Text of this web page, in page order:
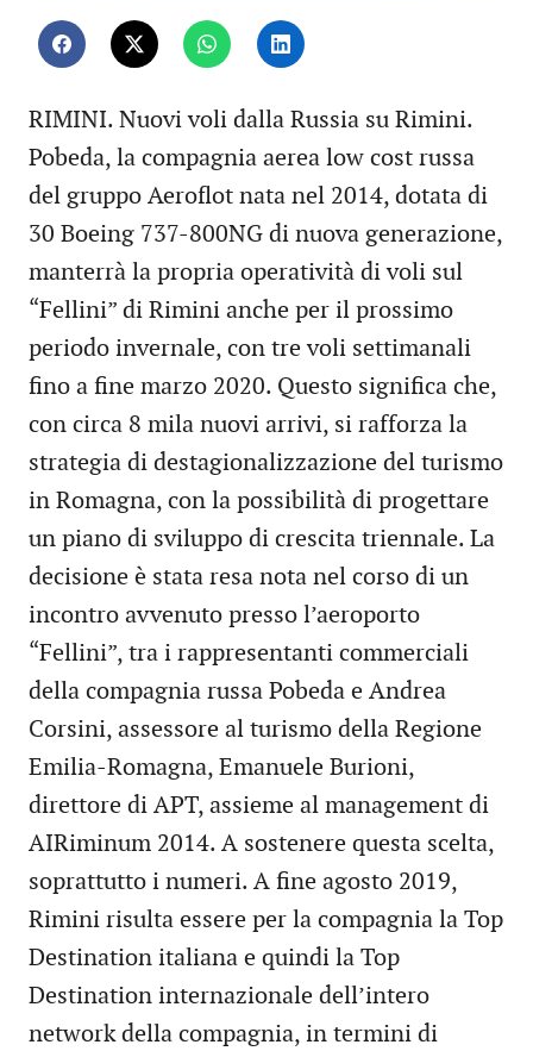
RIMINI. Nuovi voli dalla Russia su Rimini.
Pobeda, la compagnia aerea low cost russa
del gruppo Aeroflot nata nel 2014, dotata di
30 Boeing 737-800NG di nuova generazione,
manterrà la propria operatività di voli sul
“Fellini” di Rimini anche per il prossimo
periodo invernale, con tre voli settimanali
fino a fine marzo 2020. Questo significa che,
con circa 8 mila nuovi arrivi, si rafforza la
strategia di destagionalizzazione del turismo
in Romagna, con la possibilità di progettare
un piano di sviluppo di crescita triennale. La
decisione è stata resa nota nel corso di un
incontro avvenuto presso l’aeroporto
“Fellini”, tra i rappresentanti commerciali
della compagnia russa Pobeda e Andrea
Corsini, assessore al turismo della Regione
Emilia-Romagna, Emanuele Burioni,
direttore di APT, assieme al management di
AIRiminum 2014. A sostenere questa scelta,
soprattutto i numeri. A fine agosto 2019,
Rimini risulta essere per la compagnia la Top
Destination italiana e quindi la Top
Destination internazionale dell’intero
network della compagnia, in termini di